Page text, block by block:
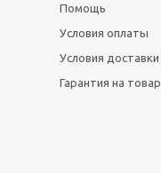
Помощь
Условия оплаты
Условия доставки
Гарантия на товар